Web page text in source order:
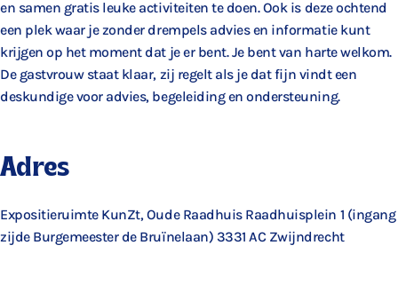
en samen gratis leuke activiteiten te doen. Ook is deze ochtend
een plek waar je zonder drempels advies en informatie kunt
krijgen op het moment dat je er bent. Je bent van harte welkom.
De gastvrouw staat klaar, zij regelt als je dat fijn vindt een
deskundige voor advies, begeleiding en ondersteuning.
Adres
Expositieruimte KunZt, Oude Raadhuis Raadhuisplein 1 (ingang
zijde Burgemeester de Bruïnelaan) 3331 AC Zwijndrecht